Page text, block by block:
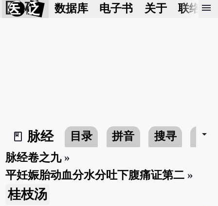
医 砭 数据库 电子书 关于 联络我
menu
book_2
脉经 目录 拼音 搜寻 书介
arrow_drop_down
脉经卷之九»
平妊娠胎动血分水分吐下腹痛证第二 »
桂枝汤